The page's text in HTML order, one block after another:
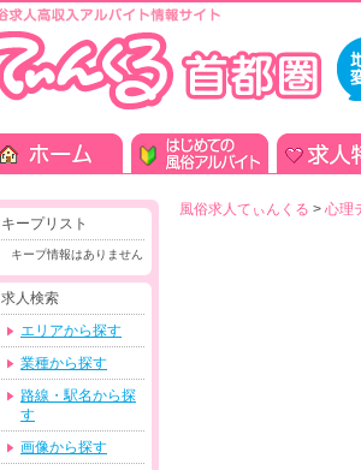
風俗求人てぃんくる > 心理
キープリスト
キープ情報はありません
求人検索
エリアから探す
業種から探す
路線・駅名から探
す
画像から探す